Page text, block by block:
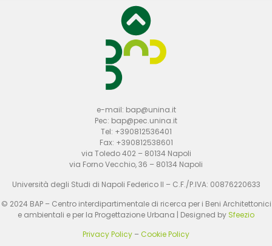
e-mail: bap@unina.it
Pec: bap@pec.unina.it
Tel: +390812536401
Fax: +390812538601
via Toledo 402 – 80134 Napoli
via Forno Vecchio, 36 – 80134 Napoli
Università degli Studi di Napoli Federico II – C.F./P.IVA: 00876220633
© 2024 BAP – Centro interdipartimentale di ricerca per i Beni Architettonici
e ambientali e per la Progettazione Urbana | Designed by Sfeezio
Privacy Policy –Cookie Policy